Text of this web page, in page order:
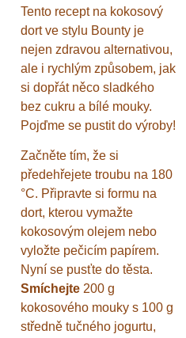
Tento recept na kokosový
dort ve stylu Bounty je
nejen zdravou alternativou,
ale i rychlým způsobem, jak
si dopřát něco sladkého
bez cukru a bílé mouky.
Pojďme se pustit do výroby!
Začněte tím, že si
předehřejete troubu na 180
°C. Připravte si formu na
dort, kterou vymažte
kokosovým olejem nebo
vyložte pečicím papírem.
Nyní se pusťte do těsta.
Smíchejte 200 g
kokosového mouky s 100 g
středně tučného jogurtu,